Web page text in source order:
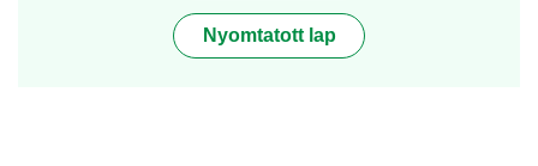
Nyomtatott lap